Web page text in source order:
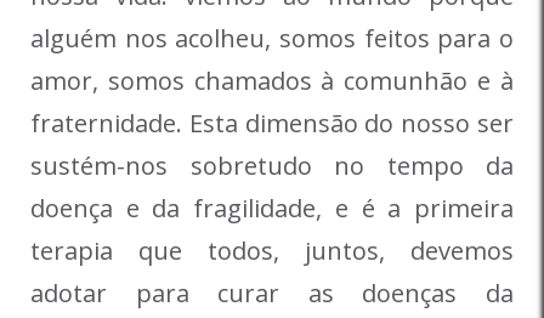
alguém nos acolheu, somos feitos para o
amor, somos chamados à comunhão e à
fraternidade. Esta dimensão do nosso ser
sustém-nos sobretudo no tempo da
doença e da fragilidade, e é a primeira
terapia que todos, juntos, devemos
adotar para curar as doenças da